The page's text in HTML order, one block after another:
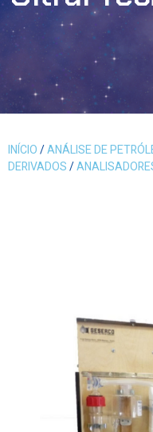
INÍCIO/ANÁLISE DE
DERIVADOS/